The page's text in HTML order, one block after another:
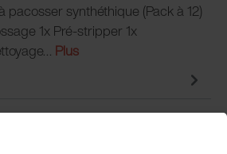
pacosser synthéthique (Pack à 12)
1x Pré-stripper 1x
Plus